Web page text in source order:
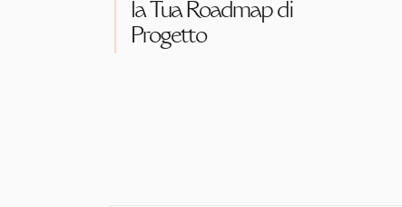
la Tua Roadmap di
Progetto